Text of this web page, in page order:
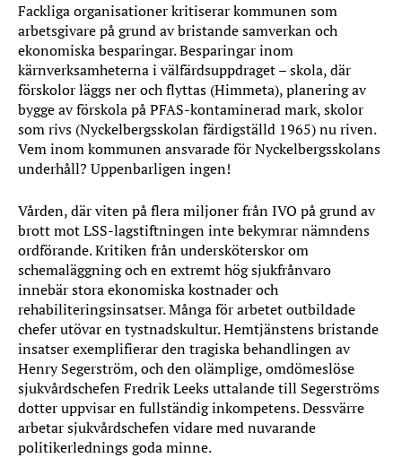
Fackliga organisationer kritiserar kommunen som
arbetsgivare på grund av bristande samverkan och
ekonomiska besparingar. Besparingar inom
kärnverksamheterna i välfärdsuppdraget – skola, där
förskolor läggs ner och flyttas (Himmeta), planering av
bygge av förskola på PFAS-kontaminerad mark, skolor
som rivs (Nyckelbergsskolan färdigställd 1965) nu riven.
Vem inom kommunen ansvarade för Nyckelbergsskolans
underhåll? Uppenbarligen ingen!
Vården, där viten på flera miljoner från IVO på grund av
brott mot LSS-lagstiftningen inte bekymrar nämndens
ordförande. Kritiken från undersköterskor om
schemaläggning och en extremt hög sjukfrånvaro
innebär stora ekonomiska kostnader och
rehabiliteringsinsatser. Många för arbetet outbildade
chefer utövar en tystnadskultur. Hemtjänstens bristande
insatser exemplifierar den tragiska behandlingen av
Henry Segerström, och den olämplige, omdömeslöse
sjukvårdschefen Fredrik Leeks uttalande till Segerströms
dotter uppvisar en fullständig inkompetens. Dessvärre
arbetar sjukvårdschefen vidare med nuvarande
politikerlednings goda minne.